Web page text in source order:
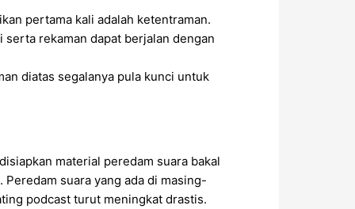
pertama kali adalah ketentraman.
rekaman dapat berjalan dengan
diatas segalanya pula kunci untuk
material peredam suara bakal
suara yang ada di masing-
podcast turut meningkat drastis.